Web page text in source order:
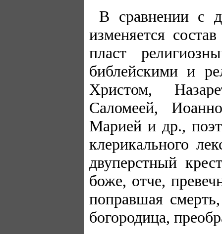
В сравнении с
изменяется
пласт
библейскими и
Христом,
Саломеей,
Марией и др.,
клерикального
двуперстный
боже, отче,
поправшая
богородица,